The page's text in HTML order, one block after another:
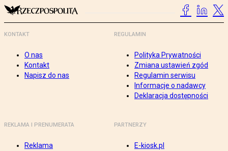
KONTAKT
O nas
Kontakt
Napisz do nas
REGULAMIN
Polityka Prywatności
Zmiana ustawień zgód
Regulamin serwisu
Informacje o nadawcy
Deklaracja dostępności
REKLAMA I PRENUMERATA
Reklama
PARTNERZY
E-kiosk.pl